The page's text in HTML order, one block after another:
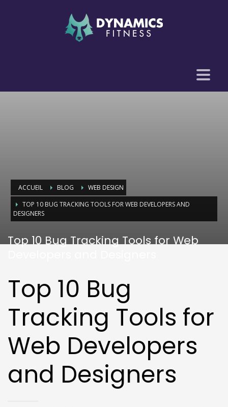
ACCUEIL BLOG
WEB DESIGN
TOP 10 BUG TRACKING TOOLS FOR WEB DEVELOPERS AND
DESIGNERS
Top 10 Bug Tracking Tools for Web
Top 10 Bug
Tracking Tools for
Web Developers
and Designers